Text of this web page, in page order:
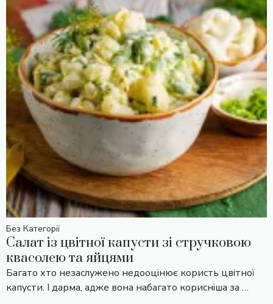
Без Категорії
Салат із цвітної капусти зі стручковою
квасолею та яйцями
Багато хто незаслужено недооцінює користь цвітної
капусти. І дарма, адже вона набагато корисніша за …